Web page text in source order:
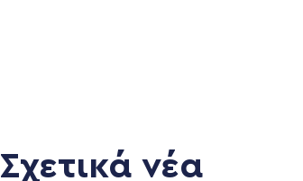
Σχετικά νέα